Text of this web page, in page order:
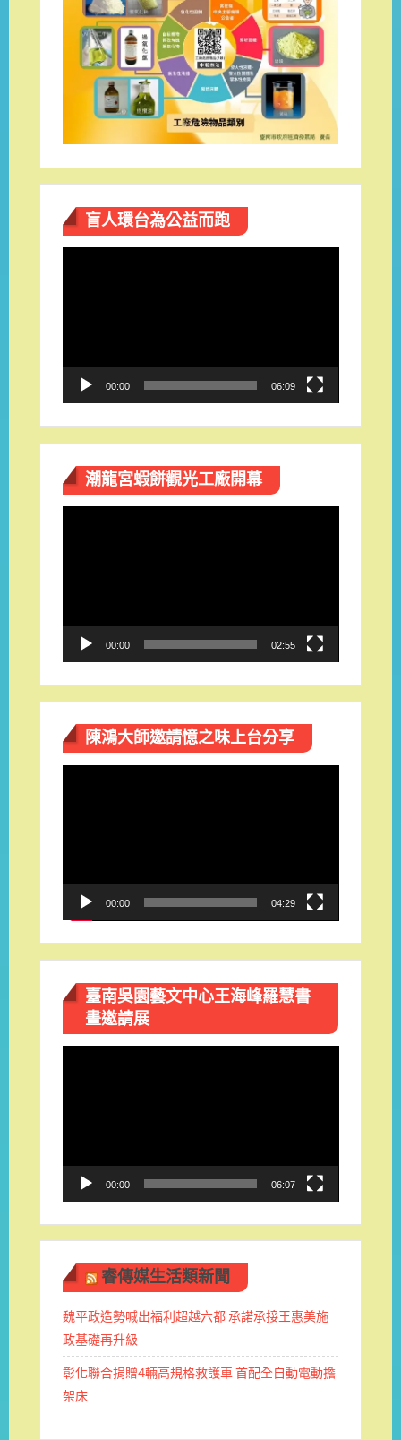
盲人環台​為公益而跑
00:00 06:09
潮龍宮蝦餅觀光工廠開幕
00:00 02:55
陳鴻大師邀請憶之味上台分享
00:00 04:29
臺南吳園藝文中心王海峰羅慧書
畫邀請展
00:00 06:07
睿傳媒生活類新聞
魏平政造勢喊出福利超越六都 承諾承接王惠美施
政基礎再升級
彰化聯合捐贈4輛高規格救護車 首配全自動電動擔
架床